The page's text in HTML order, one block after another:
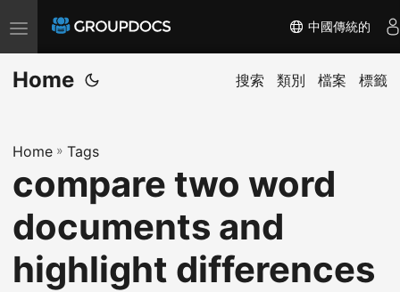
T
o
g
e
n
v
i
g
中國傳統的
Home 搜索 類別 檔案 標籤
Home » Tags
compare two word
documents and
highlight differences